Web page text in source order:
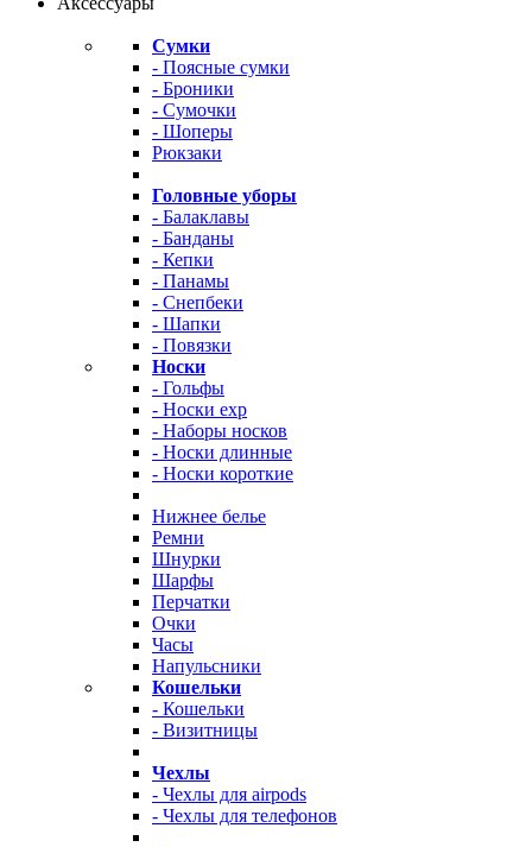
Сумки
- Поясные сумки
- Броники
- Сумочки
- Шоперы
Рюкзаки
Головные уборы
- Балаклавы
- Банданы
- Кепки
- Панамы
- Снепбеки
- Шапки
- Повязки
Носки
- Гольфы
- Носки exp
- Наборы носков
- Носки длинные
- Носки короткие
Нижнее белье
Ремни
Шнурки
Шарфы
Перчатки
Очки
Часы
Напульсники
Кошельки
- Кошельки
- Визитницы
Чехлы
- Чехлы для airpods
- Чехлы для телефонов